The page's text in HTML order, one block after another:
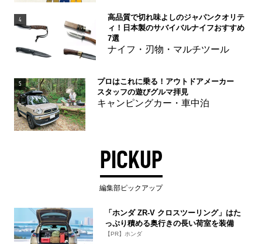
4
高品質で切れ味よしのジャパンクオリテ
ィ！日本製のサバイバルナイフおすすめ
7選
ナイフ・刃物・マルチツール
5
プロはこれに乗る！アウトドアメーカー
スタッフの遊びグルマ拝見
キャンピングカー・車中泊
PICKUP
編集部ピックアップ
「ホンダ ZR-V クロスツーリング」はた
っぷり積める奥行きの長い荷室を装備
【PR】ホンダ